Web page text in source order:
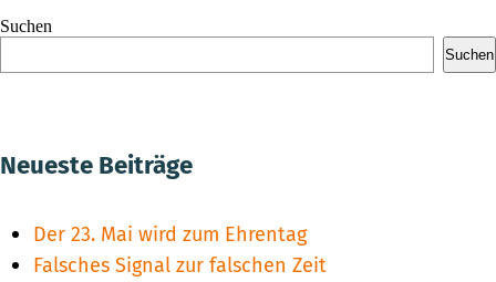
Suchen
Suchen
Neueste Beiträge
Der 23. Mai wird zum Ehrentag
Falsches Signal zur falschen Zeit